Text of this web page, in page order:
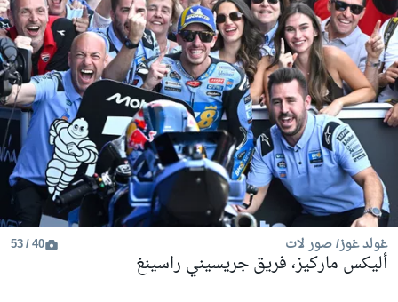
غولد غوز/ صور لات 40 / 53
أليكس ماركيز، فريق جريسيني راسينغ